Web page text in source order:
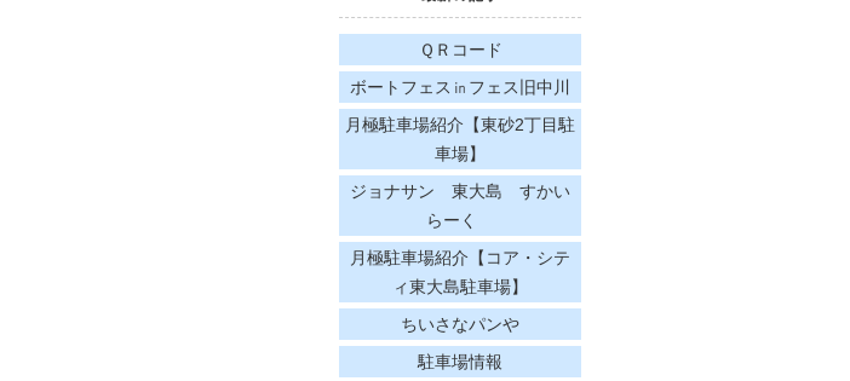
ＱＲコード
ボートフェス㏌フェス旧中川
月極駐車場紹介【東砂2丁目駐
車場】
ジョナサン 東大島 すかい
らーく
月極駐車場紹介【コア・シテ
ィ東大島駐車場】
ちいさなパンや
駐車場情報